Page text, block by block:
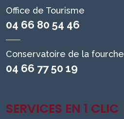
Office de Tourisme
04 66 80 54 46
Conservatoire de la fourche
04 66 77 50 19
SERVICES EN 1 CLIC